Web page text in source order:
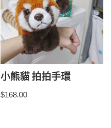
小熊貓 拍拍手環
$168.00